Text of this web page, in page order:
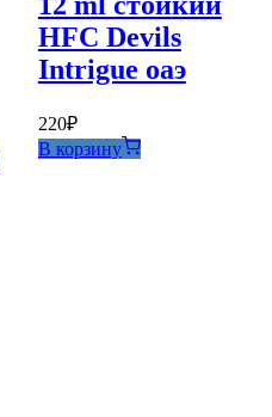
HFC Devils
Intrigue оаэ
220₽
В корзину